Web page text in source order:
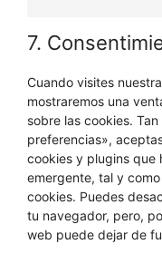
7.
Cuando visites
mostraremos una
sobre las cookies.
preferencias»,
cookies y plugins que
emergente, tal y
cookies. Puedes
tu navegador, pero,
web puede dejar de